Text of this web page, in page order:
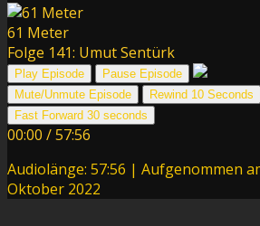
61 Meter
Folge 141: Umut Sentürk
Play Episode
Pause Episode
Mute/Unmute Episode
Rewind 10 Seconds
Fast Forward 30 seconds
00:00 /57:56
Audiolänge: 57:56 | Aufgenommen
Oktober 2022